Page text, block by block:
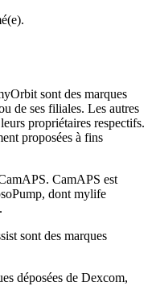
sont des marques
de ses filiales. Les autres
propriétaires respectifs.
proposées à fins
CamAPS est
dont mylife
sont des marques
déposées de Dexcom,